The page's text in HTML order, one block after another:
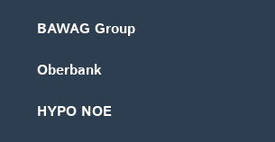
BAWAG Group
Oberbank
HYPO NOE